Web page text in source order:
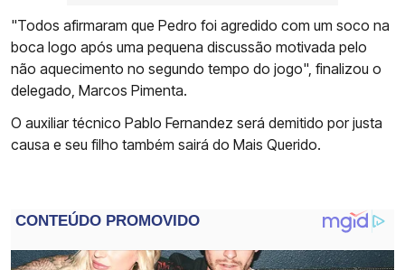
"Todos afirmaram que Pedro foi agredido com um soco na
boca logo após uma pequena discussão motivada pelo
não aquecimento no segundo tempo do jogo", finalizou o
delegado, Marcos Pimenta.
O auxiliar técnico Pablo Fernandez será demitido por justa
causa e seu filho também sairá do Mais Querido.